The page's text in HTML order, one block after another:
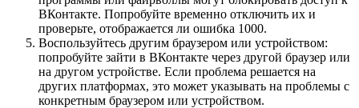
ВКонтакте. Попробуйте временно отключить их и
проверьте, отображается ли ошибка 1000.
Воспользуйтесь другим браузером или устройством:
попробуйте зайти в ВКонтакте через другой браузер или
на другом устройстве. Если проблема решается на
других платформах, это может указывать на проблемы с
конкретным браузером или устройством.